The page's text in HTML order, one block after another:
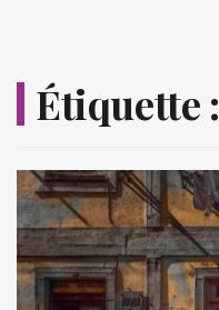
Étiquette :